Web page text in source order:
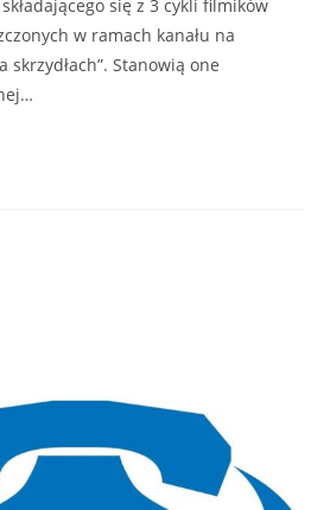
się z 3 cykli filmików
w ramach kanału na
skrzydłach”. Stanowią one